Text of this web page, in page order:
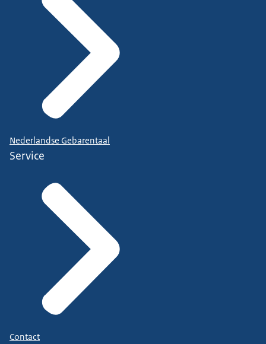
Nederlandse Gebarentaal
Service
Contact